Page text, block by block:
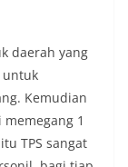
daerah yang
untuk
Kemudian
1
TPS sangat